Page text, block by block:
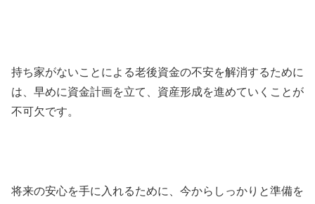
持ち家がないことによる老後資金の不安を解消するために
は、早めに資金計画を立て、資産形成を進めていくことが
不可欠です。
将来の安心を手に入れるために、今からしっかりと準備を